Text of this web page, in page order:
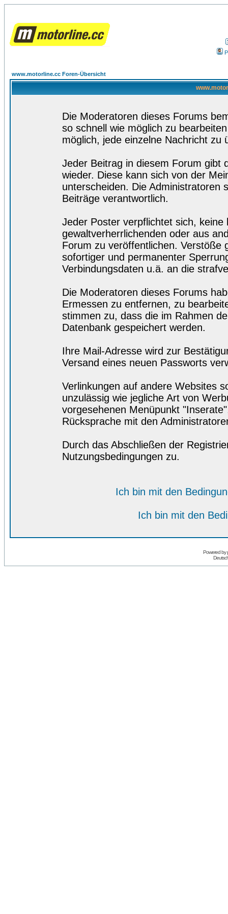
www.motorline.cc Foren-Übersicht
Die Moderatoren dieses Forums
so schnell wie möglich zu
möglich, jede einzelne Nachricht zu
Jeder Beitrag in diesem Forum gibt
wieder. Diese kann sich von der
unterscheiden. Die Administratoren
Beiträge verantwortlich.
Jeder Poster verpflichtet sich,
gewaltverherrlichenden oder aus
Forum zu veröffentlichen. Verstöße
sofortiger und permanenter
Verbindungsdaten u.ä. an die
Die Moderatoren dieses Forums
Ermessen zu entfernen, zu
stimmen zu, dass die im Rahmen
Datenbank gespeichert werden.
Ihre Mail-Adresse wird zur
Versand eines neuen Passworts
Verlinkungen auf andere Websites
unzulässig wie jegliche Art von
vorgesehenen Menüpunkt
Rücksprache mit den
Durch das Abschließen der
Nutzungsbedingungen zu.
Ich bin mit den
Ich bin mit den
Powered by